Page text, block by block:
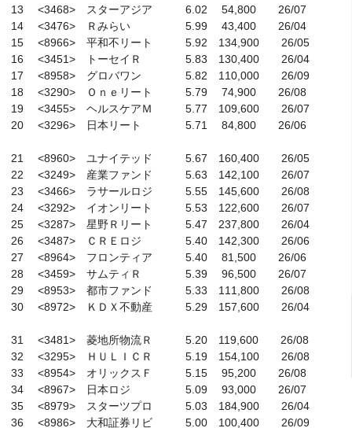
13　 <3468>　スターアジア　　　6.02　 54,800　　26/07
14　 <3476>　Ｒみらい　　　　　5.99　 43,400　　26/04
15　 <8966>　平和不リート　　　5.92　134,900　　26/05
16　 <3451>　トーセイＲ　　　　5.83　130,400　　26/04
17　 <8958>　グロバワン　　　　5.82　110,000　　26/09
18　 <3290>　Ｏｎｅリート　　　5.79　 74,900　　26/08
19　 <3455>　ヘルスケアＭ　　　5.77　109,600　　26/07
20　 <3296>　日本リート　　　　5.71　 84,800　　26/06
21　 <8960>　ユナイテッド　　　5.67　160,400　　26/05
22　 <3249>　産業ファンド　　　5.63　142,100　　26/07
23　 <3466>　ラサールロジ　　　5.55　145,600　　26/08
24　 <3292>　イオンリート　　　5.53　122,600　　26/07
25　 <3287>　星野Ｒリート　　　5.47　237,800　　26/04
26　 <3487>　ＣＲＥロジ　　　　5.40　142,300　　26/06
27　 <8964>　フロンティア　　　5.40　 81,500　　26/06
28　 <3459>　サムティＲ　　　　5.39　 96,500　　26/07
29　 <8953>　都市ファンド　　　5.33　111,800　　26/08
30　 <8972>　ＫＤＸ不動産　　　5.29　157,600　　26/04
31　 <3481>　菱地所物流Ｒ　　　5.20　119,600　　26/08
32　 <3295>　ＨＵＬＩＣＲ　　　5.19　154,100　　26/08
33　 <8954>　オリックスＦ　　　5.15　 95,200　　26/08
34　 <8967>　日本ロジ　　　　　5.09　 93,000　　26/07
35　 <8979>　スターツプロ　　　5.03　184,900　　26/04
36　 <8986>　大和証券リビ　　　5.00　100,400　　26/09